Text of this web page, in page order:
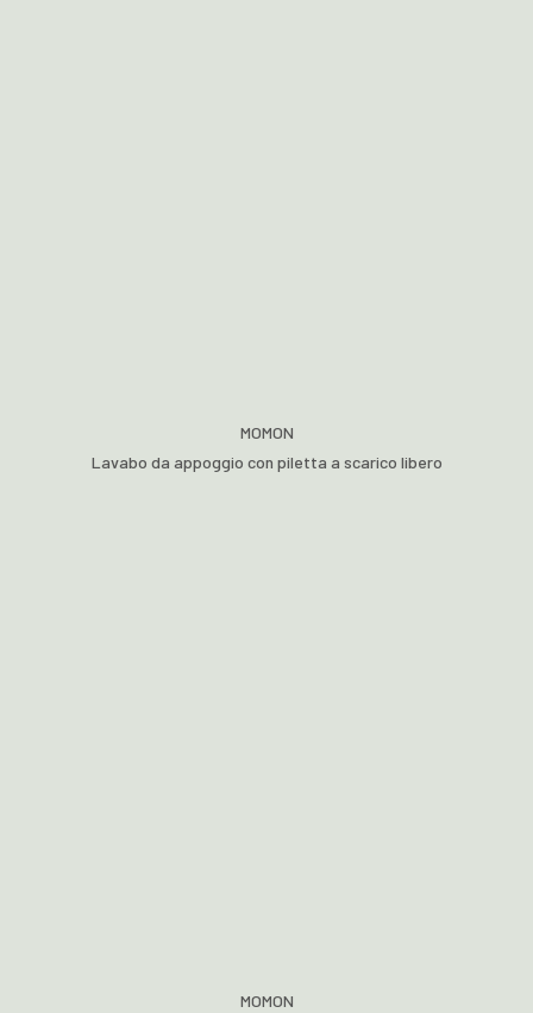
MOMON
Lavabo da appoggio con piletta a scarico libero
MOMON